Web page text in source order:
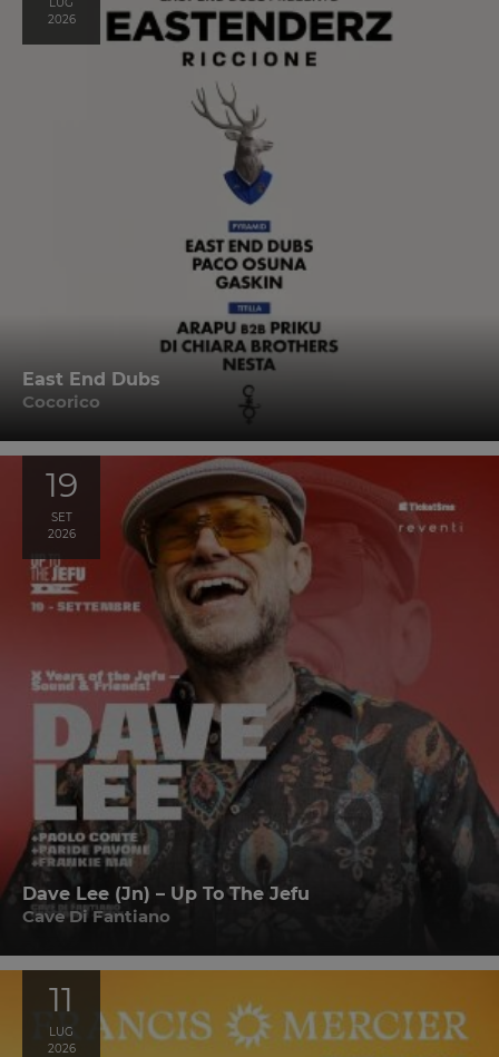
2026
East End Dubs
Cocorico
19
SET
2026
Dave Lee (Jn) – Up To The Jefu
Cave Di Fantiano
11
LUG
2026